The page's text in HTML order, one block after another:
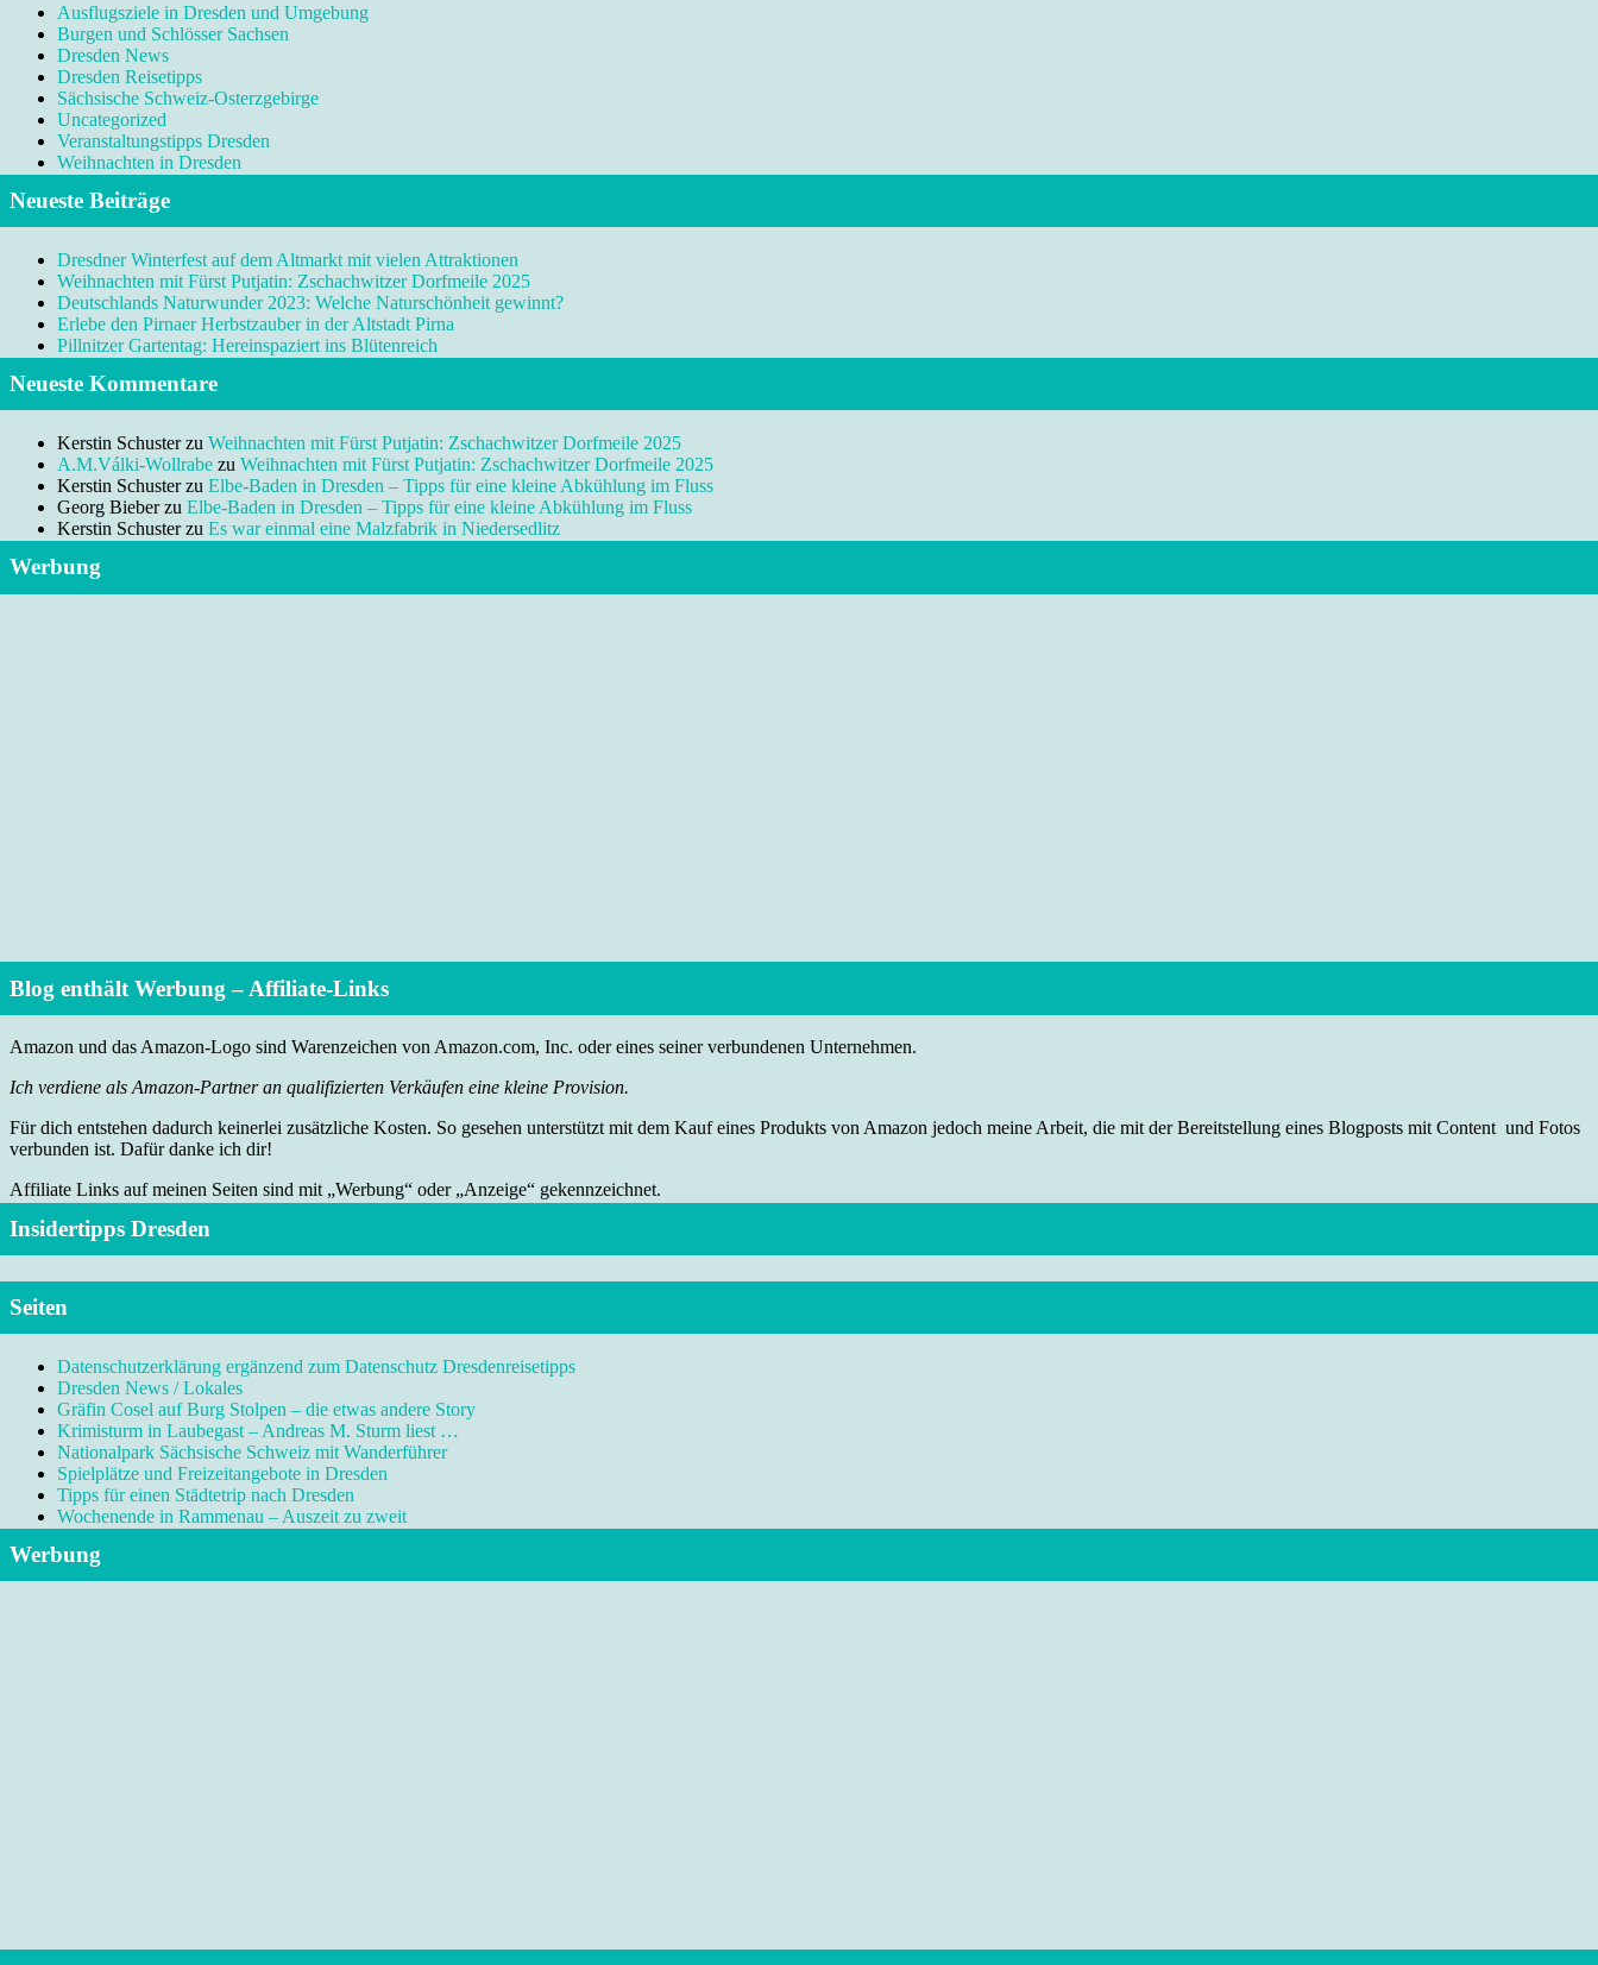
Ausflugsziele in Dresden und Umgebung
Burgen und Schlösser Sachsen
Dresden News
Dresden Reisetipps
Sächsische Schweiz-Osterzgebirge
Uncategorized
Veranstaltungstipps Dresden
Weihnachten in Dresden
Neueste Beiträge
Dresdner Winterfest auf dem Altmarkt mit vielen Attraktionen
Weihnachten mit Fürst Putjatin: Zschachwitzer Dorfmeile 2025
Deutschlands Naturwunder 2023: Welche Naturschönheit gewinnt?
Erlebe den Pirnaer Herbstzauber in der Altstadt Pirna
Pillnitzer Gartentag: Hereinspaziert ins Blütenreich
Neueste Kommentare
Kerstin Schusterzu Weihnachten mit Fürst Putjatin: Zschachwitzer Dorfmeile 2025
A.M.Válki-Wollrabe zu Weihnachten mit Fürst Putjatin: Zschachwitzer Dorfmeile 2025
Kerstin Schusterzu Elbe-Baden in Dresden – Tipps für eine kleine Abkühlung im Fluss
Georg Bieberzu Elbe-Baden in Dresden – Tipps für eine kleine Abkühlung im Fluss
Kerstin Schusterzu Es war einmal eine Malzfabrik in Niedersedlitz
Werbung
Blog enthält Werbung – Affiliate-Links
Amazon und das Amazon-Logo sind Warenzeichen von Amazon.com, Inc. oder eines seiner verbundenen Unternehmen.
Ich verdiene als Amazon-Partner an qualifizierten Verkäufen eine kleine Provision.
Für dich entstehen dadurch keinerlei zusätzliche Kosten. So gesehen unterstützt mit dem Kauf eines Produkts von Amazon jedoch meine Arbeit, die mit der Bereitstellung eines Blogposts mit Content und Fotos
verbunden ist. Dafür danke ich dir!
Affiliate Links auf meinen Seiten sind mit „Werbung“ oder „Anzeige“ gekennzeichnet.
Insidertipps Dresden
Seiten
Datenschutzerklärung ergänzend zum Datenschutz Dresdenreisetipps
Dresden News / Lokales
Gräfin Cosel auf Burg Stolpen – die etwas andere Story
Krimisturm in Laubegast – Andreas M. Sturm liest …
Nationalpark Sächsische Schweiz mit Wanderführer
Spielplätze und Freizeitangebote in Dresden
Tipps für einen Städtetrip nach Dresden
Wochenende in Rammenau – Auszeit zu zweit
Werbung